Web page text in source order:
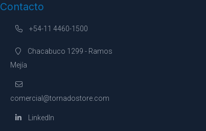
Contacto
+54-11 4460-1500
Chacabuco 1299 - Ramos
Mejía
comercial@tornadostore.com
LinkedIn